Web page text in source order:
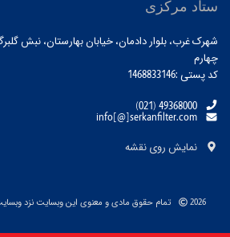
ستاد مرکزی
چهارم
کد پستی :1468833146
(021) 49368000
info[@]serkanfilter.com
نمایش روی نقشه
2026 تمام حقوق مادی و معنوی این وبسایت نزد